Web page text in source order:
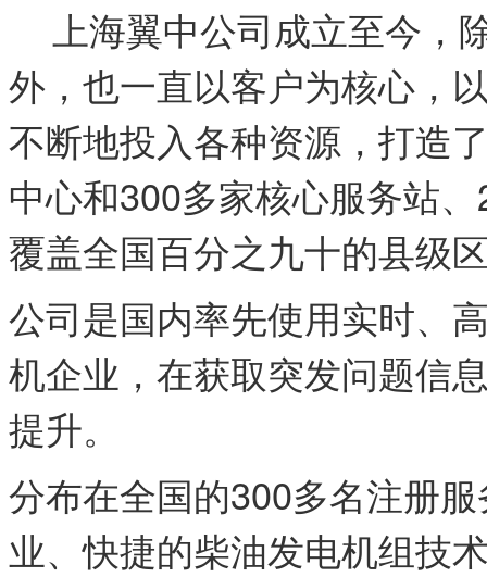
上海翼中公司成立至今，
外，也一直以客户为核心，
不断地投入各种资源，打造
中心和300多家核心服务站
覆盖全国百分之九十的县级
公司是国内率先使用实时、
机企业，在获取突发问题信
提升。
分布在全国的300多名注册
业、快捷的柴油发电机组技